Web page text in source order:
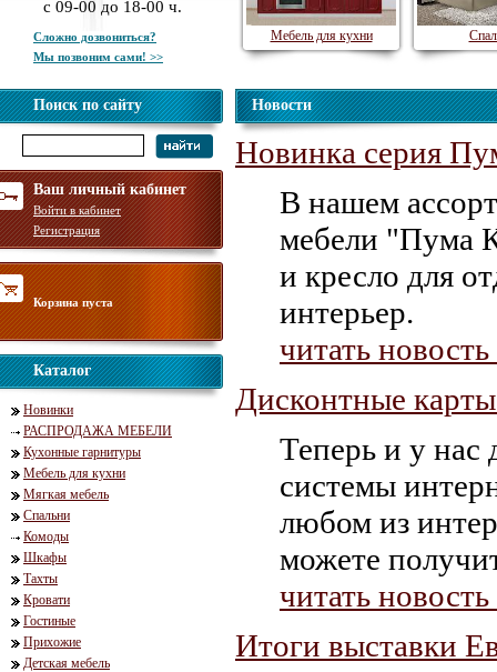
с 09-00 до 18-00 ч.
Сложно дозвониться?
Мы позвоним сами! >>
Поиск по сайту
Ваш личный кабинет
Войти в кабинет
Регистрация
Корзина пуста
Каталог
Новинки
РАСПРОДАЖА МЕБЕЛИ
Кухонные гарнитуры
Мебель для кухни
Мягкая мебель
Спальни
Комоды
Шкафы
Тахты
Кровати
Гостиные
Прихожие
Детская мебель
Мебель для кухни
Новости
Новинка серия
В нашем
мебели "Пума
и кресло для
интерьер.
читать
Дисконтные
Теперь и у нас
системы
любом из
можете
читать
Итоги выставки